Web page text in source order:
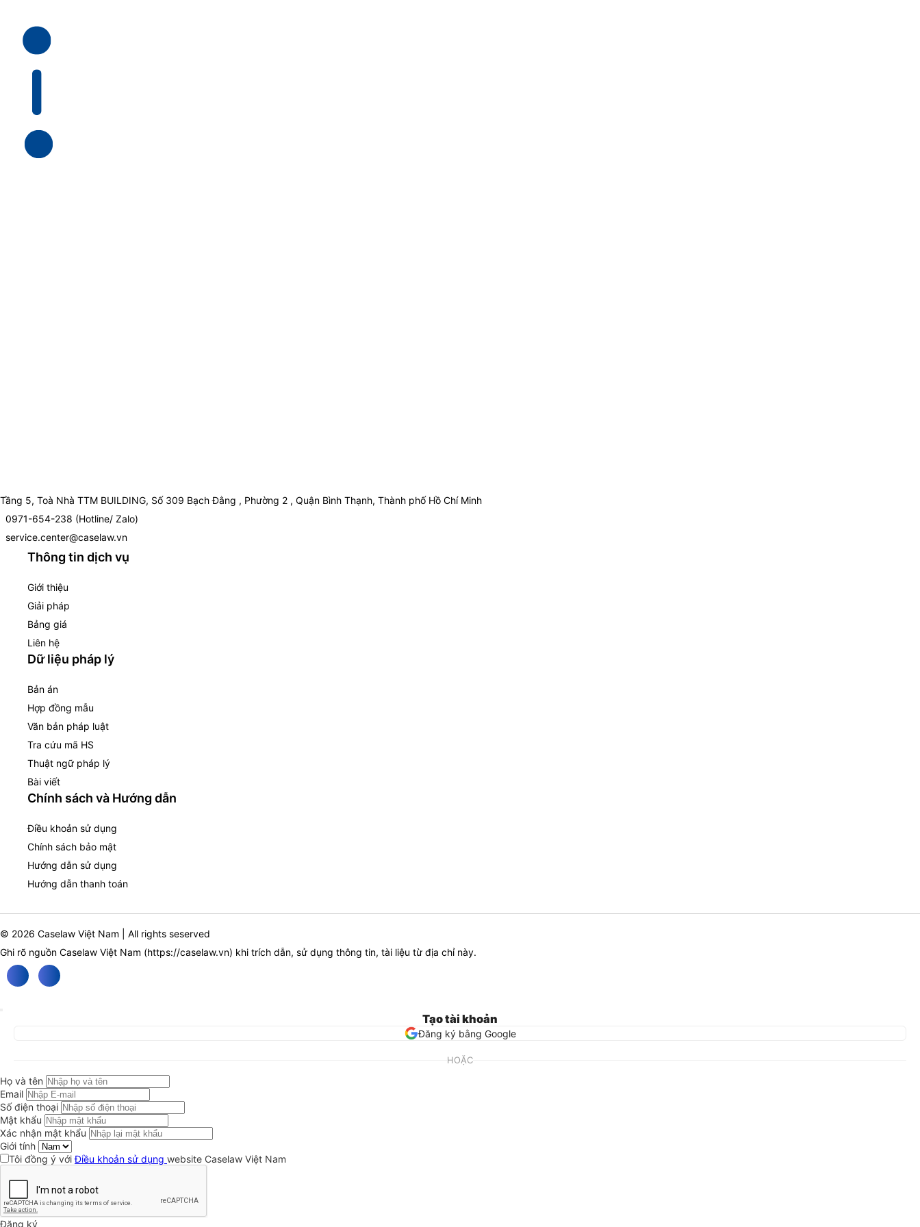
Tầng 5, Toà Nhà TTM BUILDING, Số 309 Bạch Đằng , Phường 2 , Quận Bình Thạnh, Thành phố Hồ Chí Minh
0971-654-238 (Hotline/ Zalo)
service.center@caselaw.vn
Thông tin dịch vụ
Giới thiệu
Giải pháp
Bảng giá
Liên hệ
Dữ liệu pháp lý
Bản án
Hợp đồng mẫu
Văn bản pháp luật
Tra cứu mã HS
Thuật ngữ pháp lý
Bài viết
Chính sách và Hướng dẫn
Điều khoản sử dụng
Chính sách bảo mật
Hướng dẫn sử dụng
Hướng dẫn thanh toán
© 2026 Caselaw Việt Nam | All rights seserved
Ghi rõ nguồn Caselaw Việt Nam (https://caselaw.vn) khi trích dẫn, sử dụng thông tin, tài liệu từ địa chỉ này.
Tạo tài khoản
Đăng ký bằng Google
HOẶC
Họ và tên
Email
Số điện thoại
Mật khẩu
Xác nhận mật khẩu
Giới tính
Tôi đồng ý vớiĐiều khoản sử dụng website Caselaw Việt Nam
Đăng ký